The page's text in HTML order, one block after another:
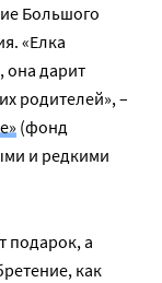
Большого
«Елка
она дарит
родителей», –
(фонд
и редкими
подарок, а
как